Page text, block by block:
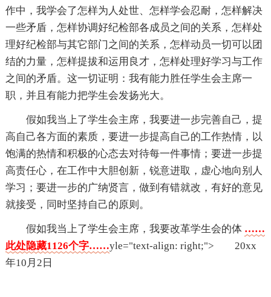
作中，我学会了怎样为人处世、怎样学会忍耐，怎样解决
一些矛盾，怎样协调好纪检部各成员之间的关系，怎样处
理好纪检部与其它部门之间的关系，怎样动员一切可以团
结的力量，怎样提拔和运用良才，怎样处理好学习与工作
之间的矛盾。这一切证明：我有能力胜任学生会主席一
职，并且有能力把学生会发扬光大。
假如我当上了学生会主席，我要进一步完善自己，提
高自己各方面的素质，要进一步提高自己的工作热情，以
饱满的热情和积极的心态去对待每一件事情；要进一步提
高责任心，在工作中大胆创新，锐意进取，虚心地向别人
学习；要进一步的广纳贤言，做到有错就改，有好的意见
就接受，同时坚持自己的原则。
假如我当上了学生会主席，我要改革学生会的体 ……
此处隐藏1126个字……yle="text-align: right;"> 20xx
年10月2日